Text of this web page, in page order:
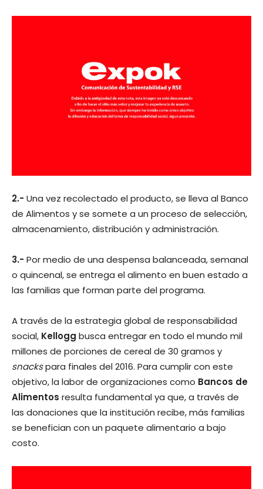
2.- Una vez recolectado el producto, se lleva al Banco
de Alimentos y se somete a un proceso de selección,
almacenamiento, distribución y administración.
3.- Por medio de una despensa balanceada, semanal
o quincenal, se entrega el alimento en buen estado a
las familias que forman parte del programa.
A través de la estrategia global de responsabilidad
social, Kellogg busca entregar en todo el mundo mil
millones de porciones de cereal de 30 gramos y
snackspara finales del 2016. Para cumplir con este
objetivo, la labor de organizaciones como Bancos de
Alimentos resulta fundamental ya que, a través de
las donaciones que la institución recibe, más familias
se benefician con un paquete alimentario a bajo
costo.